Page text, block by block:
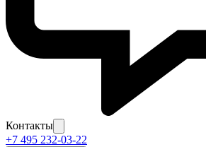
Контакты
+7 495 232-03-22